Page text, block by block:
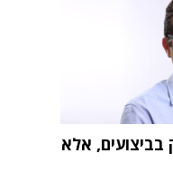
אלא